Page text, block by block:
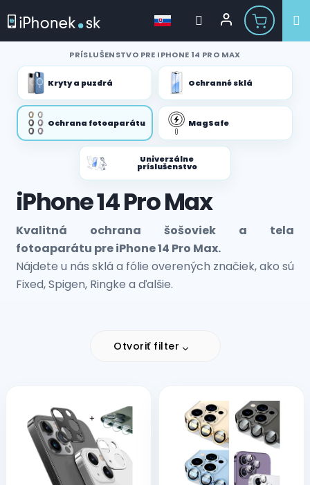
obsah
PRÍSLUŠENSTVO PRE IPHONE 14 PRO MAX
Kryty a puzdrá Ochranné sklá
Ochrana fotoaparátu MagSafe
Univerzálne
príslušenstvo
iPhone 14 Pro Max
Kvalitná ochrana šošoviek a tela
fotoaparátu pre iPhone 14 Pro Max.
Nájdete u nás sklá a fólie overených značiek, ako sú
Fixed, Spigen, Ringke a ďalšie.
Otvoriť filter
p